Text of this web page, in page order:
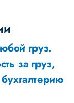
груз.
за груз,